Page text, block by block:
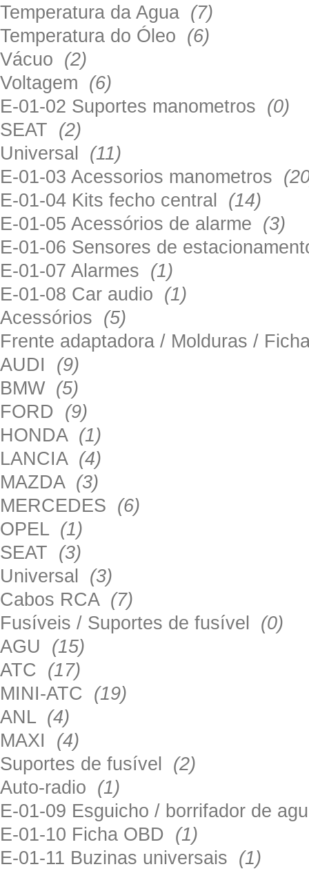
Temperatura da Agua (7)
Temperatura do Óleo (6)
Vácuo (2)
Voltagem (6)
E-01-02 Suportes manometros (0)
SEAT (2)
Universal (11)
E-01-03 Acessorios manometros
E-01-04 Kits fecho central (14)
E-01-05 Acessórios de alarme (3)
E-01-06 Sensores de
E-01-07 Alarmes (1)
E-01-08 Car audio (1)
Acessórios (5)
Frente adaptadora / Molduras /
AUDI (9)
BMW (5)
FORD (9)
HONDA (1)
LANCIA (4)
MAZDA (3)
MERCEDES (6)
OPEL (1)
SEAT (3)
Universal (3)
Cabos RCA (7)
Fusíveis / Suportes de fusível (0)
AGU (15)
ATC (17)
MINI-ATC (19)
ANL (4)
MAXI (4)
Suportes de fusível (2)
Auto-radio (1)
E-01-09 Esguicho / borrifador de
E-01-10 Ficha OBD (1)
E-01-11 Buzinas universais (1)